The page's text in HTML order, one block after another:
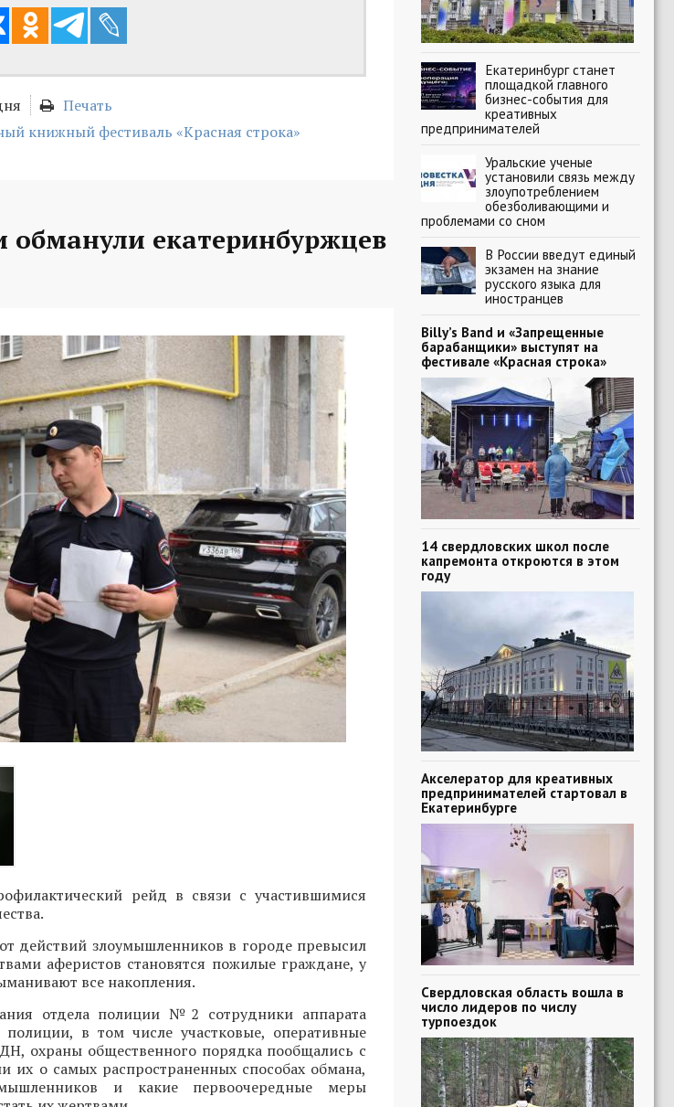
Печать
книжный фестиваль «Красная строка»
екатеринбуржцев
рейд в связи с участившимися
действий злоумышленников в городе превысил
аферистов становятся пожилые граждане, у
все накопления.
отдела полиции №2 сотрудники аппарата
в том числе участковые, оперативные
охраны общественного порядка пообщались с
о самых распространенных способах обмана,
и какие первоочередные меры
Екатеринбург станет
площадкой главного
бизнес-события для
креативных
предпринимателей
Уральские ученые
установили связь между
злоупотреблением
обезболивающими и
проблемами со сном
В России введут единый
экзамен на знание
русского языка для
иностранцев
Billy’s Band и «Запрещенные
барабанщики» выступят на
фестивале «Красная строка»
14 свердловских школ после
капремонта откроются в этом
году
Акселератор для креативных
предпринимателей стартовал в
Екатеринбурге
Свердловская область вошла в
число лидеров по числу
турпоездок